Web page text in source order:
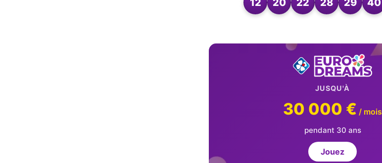
JUSQU'À
30 000 € / mois
pendant 30 ans
Jouez